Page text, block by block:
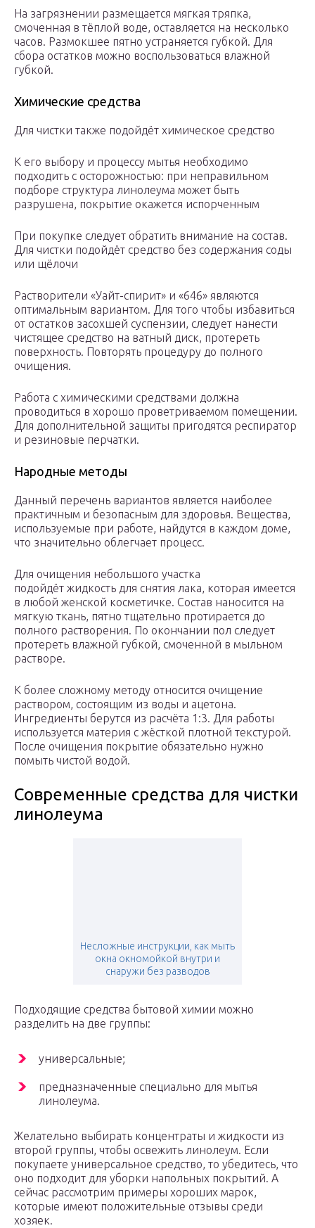
На загрязнении размещается мягкая тряпка,
смоченная в тёплой воде, оставляется на несколько
часов. Размокшее пятно устраняется губкой. Для
сбора остатков можно воспользоваться влажной
губкой.
Химические средства
Для чистки также подойдёт химическое средство
К его выбору и процессу мытья необходимо
подходить с осторожностью: при неправильном
подборе структура линолеума может быть
разрушена, покрытие окажется испорченным
При покупке следует обратить внимание на состав.
Для чистки подойдёт средство без содержания соды
или щёлочи
Растворители «Уайт-спирит» и «646» являются
оптимальным вариантом. Для того чтобы избавиться
от остатков засохшей суспензии, следует нанести
чистящее средство на ватный диск, протереть
поверхность. Повторять процедуру до полного
очищения.
Работа с химическими средствами должна
проводиться в хорошо проветриваемом помещении.
Для дополнительной защиты пригодятся респиратор
и резиновые перчатки.
Народные методы
Данный перечень вариантов является наиболее
практичным и безопасным для здоровья. Вещества,
используемые при работе, найдутся в каждом доме,
что значительно облегчает процесс.
Для очищения небольшого участка
подойдёт жидкость для снятия лака, которая имеется
в любой женской косметичке. Состав наносится на
мягкую ткань, пятно тщательно протирается до
полного растворения. По окончании пол следует
протереть влажной губкой, смоченной в мыльном
растворе.
К более сложному методу относится очищение
раствором, состоящим из воды и ацетона.
Ингредиенты берутся из расчёта 1:3. Для работы
используется материя с жёсткой плотной текстурой.
После очищения покрытие обязательно нужно
помыть чистой водой.
Современные средства для чистки
линолеума
Несложные инструкции, как мыть
окна окномойкой внутри и
снаружи без разводов
Подходящие средства бытовой химии можно
разделить на две группы:
универсальные;
предназначенные специально для мытья
линолеума.
Желательно выбирать концентраты и жидкости из
второй группы, чтобы освежить линолеум. Если
покупаете универсальное средство, то убедитесь, что
оно подходит для уборки напольных покрытий. А
сейчас рассмотрим примеры хороших марок,
которые имеют положительные отзывы среди
хозяек.